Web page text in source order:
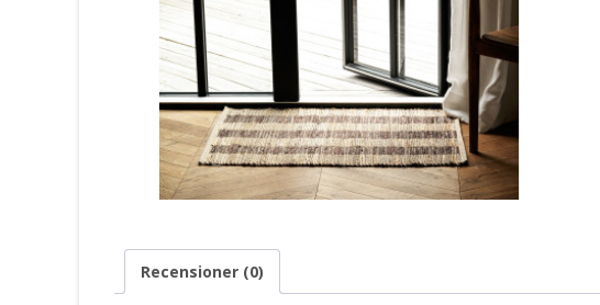
Recensioner (0)